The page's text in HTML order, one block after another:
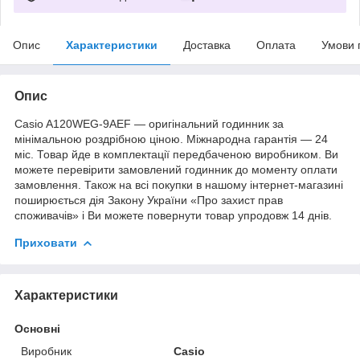
Опис Характеристики Доставка Оплата Умови
Опис
Casio A120WEG-9AEF — оригінальний годинник за
мінімальною роздрібною ціною. Міжнародна гарантія — 24
міс. Товар йде в комплектації передбаченою виробником. Ви
можете перевірити замовлений годинник до моменту оплати
замовлення. Також на всі покупки в нашому інтернет-магазині
поширюється дія Закону України «Про захист прав
споживачів» і Ви можете повернути товар упродовж 14 днів.
Приховати
Характеристики
Основні
Виробник
Casio